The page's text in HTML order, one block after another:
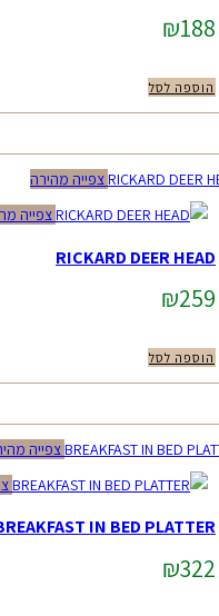
₪188
הוספה לסל
צפייה מהירה
צפייה
RICKARD DEER HEAD
₪259
הוספה לסל
צפייה
IN BED PLATTER
₪322